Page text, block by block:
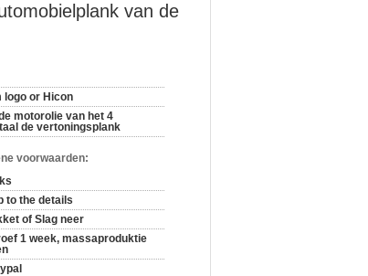
van de
logo or Hicon
motorolie van het 4
de vertoningsplank
voorwaarden:
to the details
of Slag neer
1 week, massaproduktie